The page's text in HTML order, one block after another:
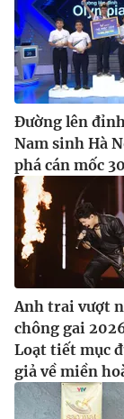
Đường lên
Nam sinh Hà
phá cán mốc
Anh trai vượt
chông gai
Loạt tiết mục
giả về miền